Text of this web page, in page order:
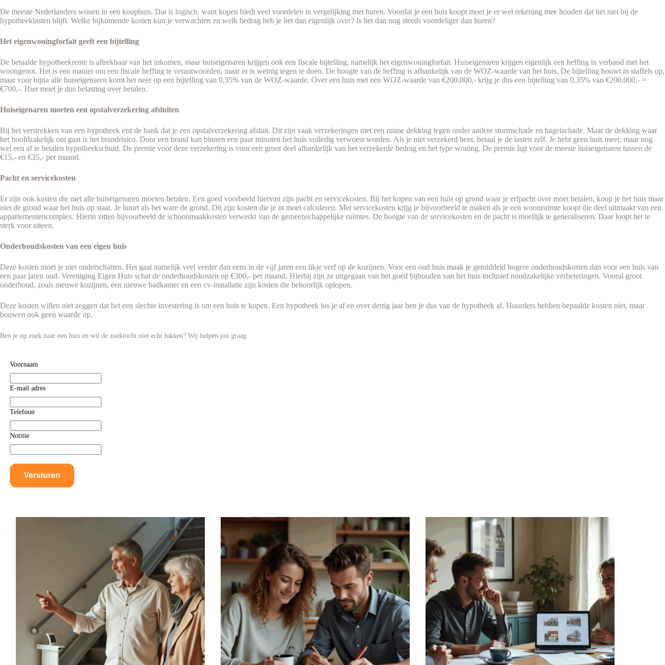
De meeste Nederlanders wonen in een koophuis. Dat is logisch, want kopen biedt veel voordelen in vergelijking met huren. Voordat je een huis koopt moet je er wel rekening mee houden dat het niet bij de
hypotheeklasten blijft. Welke bijkomende kosten kun je verwachten en welk bedrag heb je het dan eigenlijk over? Is het dan nog steeds voordeliger dan huren?
Het eigenwoningforfait geeft een bijtelling
De betaalde hypotheekrente is aftrekbaar van het inkomen, maar huiseigenaren krijgen ook een fiscale bijtelling, namelijk het eigenwoningforfait. Huiseigenaren krijgen eigenlijk een heffing in verband met het
woongenot. Het is een manier om een fiscale heffing te verantwoorden, maar er is weinig tegen te doen. De hoogte van de heffing is afhankelijk van de WOZ-waarde van het huis. De bijtelling bouwt in staffels op,
maar voor bijna alle huiseigenaren komt het neer op een bijtelling van 0,35% van de WOZ-waarde. Over een huis met een WOZ-waarde van €200.000,- krijg je dus een bijtelling van 0,35% van €200.000,- =
€700,-. Hier moet je dus belasting over betalen.
Huiseigenaren moeten een opstalverzekering afsluiten
Bij het verstrekken van een hypotheek eist de bank dat je een opstalverzekering afsluit. Dit zijn vaak verzekeringen met een ruime dekking tegen onder andere stormschade en hagelschade. Maar de dekking waar
het hoofdzakelijk om gaat is het brandrisico. Door een brand kan binnen een paar minuten het huis volledig verwoest worden. Als je niet verzekerd bent, betaal je de lasten zelf. Je hebt geen huis meer, maar nog
wel een af te betalen hypotheekschuld. De premie voor deze verzekering is voor een groot deel afhankelijk van het verzekerde bedrag en het type woning. De premie ligt voor de meeste huiseigenaren tussen de
€15,- en €35,- per maand.
Pacht en servicekosten
Er zijn ook kosten die niet alle huiseigenaren moeten betalen. Een goed voorbeeld hiervan zijn pacht en servicekosten. Bij het kopen van een huis op grond waar je erfpacht over moet betalen, koop je het huis maar
niet de grond waar het huis op staat. Je huurt als het ware de grond. Dit zijn kosten die je in moet calculeren. Met servicekosten krijg je bijvoorbeeld te maken als je een woonruimte koopt die deel uitmaakt van een
appartementencomplex. Hierin zitten bijvoorbeeld de schoonmaakkosten verwerkt van de gemeenschappelijke ruimtes. De hoogte van de servicekosten en de pacht is moeilijk te generaliseren. Daar loopt het te
sterk voor uiteen.
Onderhoudskosten van een eigen huis
Deze kosten moet je niet onderschatten. Het gaat namelijk veel verder dan eens in de vijf jaren een likje verf op de kozijnen. Voor een oud huis maak je gemiddeld hogere onderhoudskosten dan voor een huis van
een paar jaren oud. Vereniging Eigen Huis schat de onderhoudskosten op €300,- per maand. Hierbij zijn ze uitgegaan van het goed bijhouden van het huis inclusief noodzakelijke verbeteringen. Vooral groot
onderhoud, zoals nieuwe kozijnen, een nieuwe badkamer en een cv-installatie zijn kosten die behoorlijk oplopen.
Deze kosten willen niet zeggen dat het een slechte investering is om een huis te kopen. Een hypotheek los je af en over dertig jaar ben je dus van de hypotheek af. Huurders hebben bepaalde kosten niet, maar
bouwen ook geen waarde op.
Ben je op zoek naar een huis en wil de zoektocht niet echt lukken? Wij helpen jou graag.
Voornaam
E-mail adres
Telefoon
Notitie
Versturen